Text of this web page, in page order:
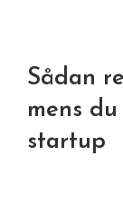
Sådan
mens
startup